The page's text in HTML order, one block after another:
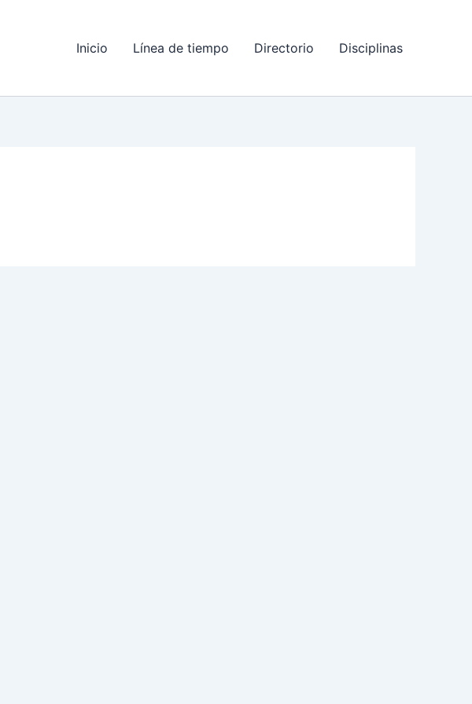
Inicio Línea de tiempo Directorio Disciplinas